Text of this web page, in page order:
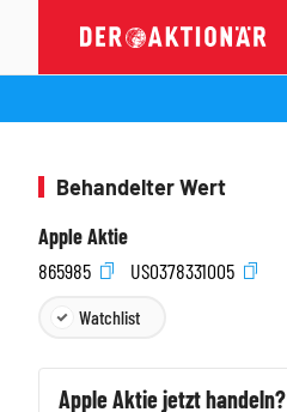
Behandelter Wert
Apple Aktie
865985
US0378331005
Watchlist
AppleAktie jetzt handeln?